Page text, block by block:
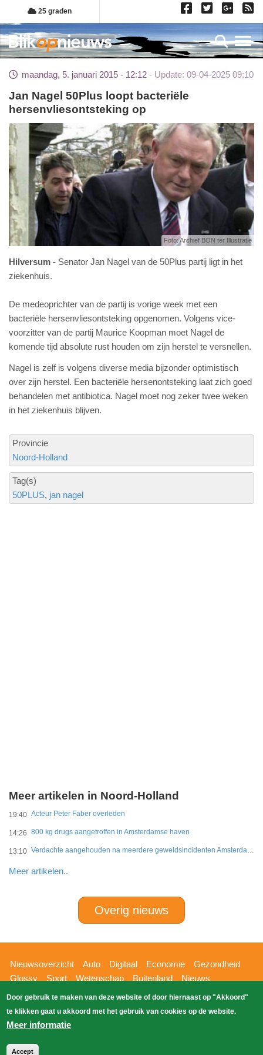
Overslaan
en
naar
de
gaan
25 graden
maandag, 5. januari 2015 - 12:12 Update: 09-04-2025 09:10
Jan Nagel 50Plus loopt bacteriële
hersenvliesontsteking op
Foto: Archief BON ter Illustratie
Hilversum
Senator Jan Nagel van de 50Plus partij ligt in het
ziekenhuis.
De medeoprichter van de partij is vorige week met een
bacteriële hersenvliesontsteking opgenomen. Volgens vice-
voorzitter van de partij Maurice Koopman moet Nagel de
komende tijd absolute rust houden om zijn herstel te versnellen.
Nagel is zelf is volgens diverse media bijzonder optimistisch
over zijn herstel. Een bacteriële hersenontsteking laat zich goed
behandelen met antibiotica. Nagel moet nog zeker twee weken
in het ziekenhuis blijven.
Provincie
Noord-Holland
Tag(s)
50PLUS jan nagel
Meer artikelen in Noord-Holland
19:40 Acteur Peter Faber overleden
14:26 800 kg drugs aangetroffen in Amsterdamse haven
13:10 Verdachte aangehouden na meerdere geweldsincidenten Amsterdam-West
Meer artikelen..
Overig nieuws
Hoofdnavigatie
Nieuwsoverzicht Auto Digitaal Economie
Gezondheid
Glossy
Sport Wetenschap Buitenland
Nieuws
Bizzpress
Blik op 112 Provincies
Weekoverzicht
Zoeken
Copyright Blik Op Nieuws 2026gehost
Door gebruik te maken van deze website of door hiernaast op "Akkoord"
te klikken gaat u akkoord met het gebruik van cookies op de website.
Meer informatie
Accept